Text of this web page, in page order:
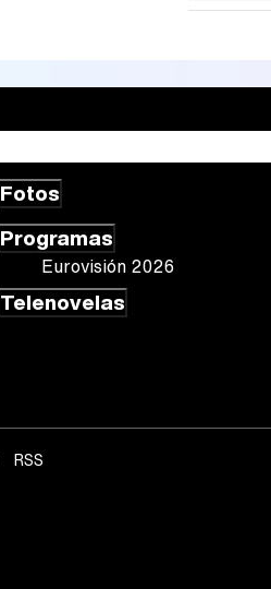
Fotos
Programas
Eurovisión 2026
Telenovelas
RSS